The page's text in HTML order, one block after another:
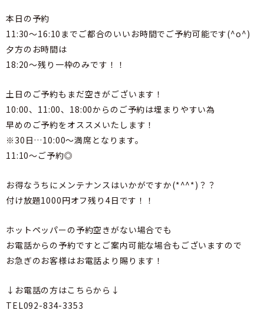
本日の予約
11:30～16:10までご都合のいいお時間でご予約可能です(^o^)
夕方のお時間は
18:20～残り一枠のみです！！
土日のご予約もまだ空きがございます！
10:00、11:00、18:00からのご予約は埋まりやすい為
早めのご予約をオススメいたします！
※30日…10:00～満席となります。
11:10～ご予約◎
お得なうちにメンテナンスはいかがですか(*^^*)？？
付け放題1000円オフ残り4日です！！
ホットペッパーの予約空きがない場合でも
お電話からの予約ですとご案内可能な場合もございますので
お急ぎのお客様はお電話より賜ります！
↓お電話の方はこちらから↓
TEL092-834-3353